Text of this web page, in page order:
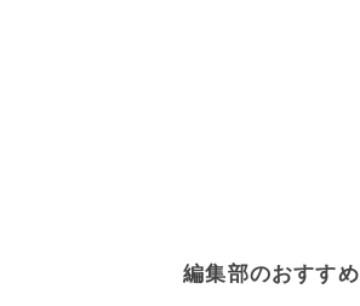
編集部のおすすめ